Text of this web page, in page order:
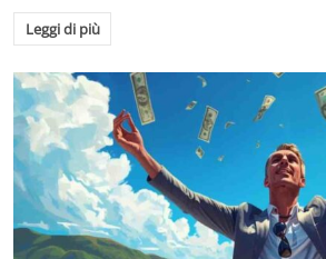
Leggi di più